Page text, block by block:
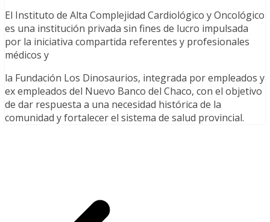
El Instituto de Alta Complejidad Cardiológico y Oncológico
es una institución privada sin fines de lucro impulsada
por la iniciativa compartida referentes y profesionales
médicos y
la Fundación Los Dinosaurios, integrada por empleados y
ex empleados del Nuevo Banco del Chaco, con el objetivo
de dar respuesta a una necesidad histórica de la
comunidad y fortalecer el sistema de salud provincial.